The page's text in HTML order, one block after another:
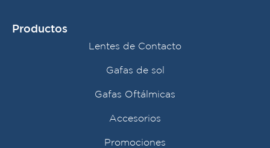
Productos
Lentes de Contacto
Gafas de sol
Gafas Oftálmicas
Accesorios
Promociones